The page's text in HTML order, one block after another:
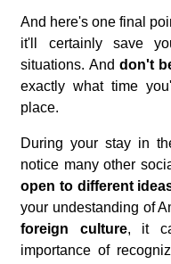
And here's one final
it'll certainly save
situations. And don't
exactly what time
place.
During your stay in
notice many other
open to different
your undestanding of
foreign culture, it
importance of